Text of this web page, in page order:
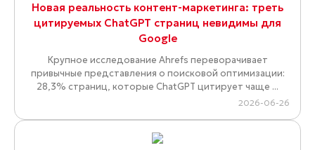
Новая реальность контент-маркетинга: треть
цитируемых ChatGPT страниц невидимы для
Google
Крупное исследование Ahrefs переворачивает
привычные представления о поисковой оптимизации:
28,3% страниц, которые ChatGPT цитирует чаще ...
2026-06-26